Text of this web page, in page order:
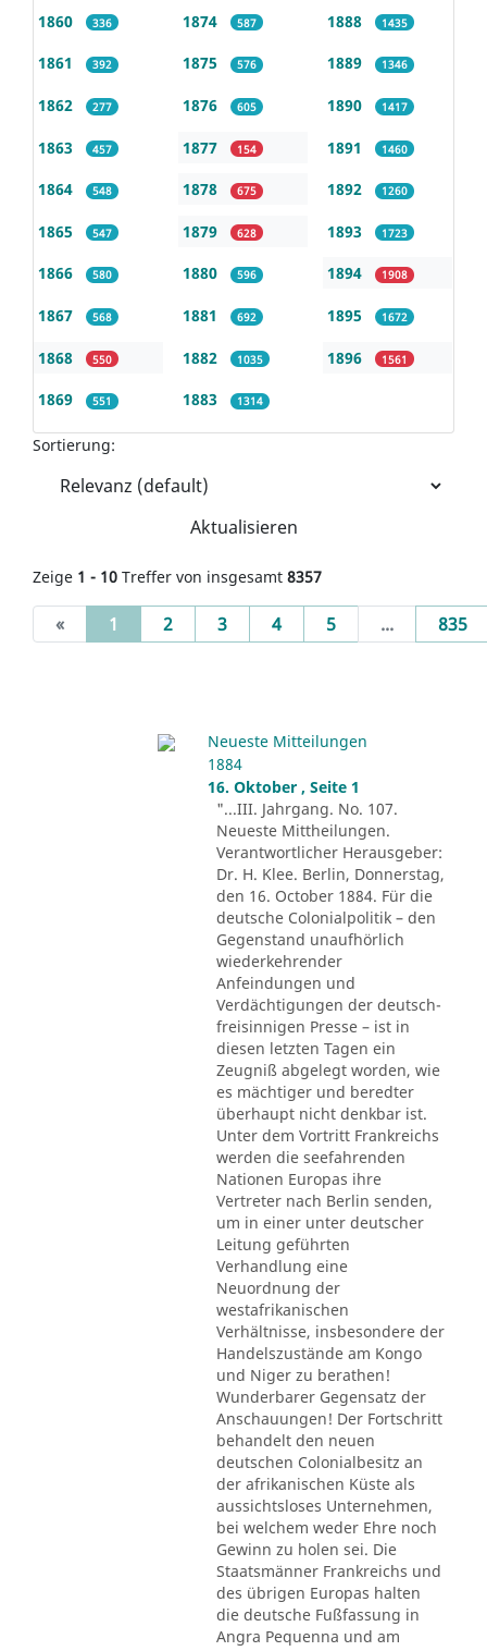
1860 336
1861 392
1862 277
1863 457
1864 548
1865 547
1866 580
1867 568
1868 550
1869 551
1874 587
1875 576
1876 605
1877 154
1878 675
1879 628
1880 596
1881 692
1882 1035
1883 1314
1888 1435
1889 1346
1890 1417
1891 1460
1892 1260
1893 1723
1894 1908
1895 1672
1896 1561
Sortierung:
Aktualisieren
Zeige 1 - 10 Treffer von insgesamt 8357
« 1 (current)
2 3 4 5 ... 835
Neueste Mitteilungen
1884
16. Oktober , Seite 1
"...III. Jahrgang. No. 107.
Neueste Mittheilungen.
Verantwortlicher Herausgeber:
Dr. H. Klee. Berlin, Donnerstag,
den 16. October 1884. Für die
deutsche Colonialpolitik – den
Gegenstand unaufhörlich
wiederkehrender
Anfeindungen und
Verdächtigungen der deutsch-
freisinnigen Presse – ist in
diesen letzten Tagen ein
Zeugniß abgelegt worden, wie
es mächtiger und beredter
überhaupt nicht denkbar ist.
Unter dem Vortritt Frankreichs
werden die seefahrenden
Nationen Europas ihre
Vertreter nach Berlin senden,
um in einer unter deutscher
Leitung geführten
Verhandlung eine
Neuordnung der
westafrikanischen
Verhältnisse, insbesondere der
Handelszustände am Kongo
und Niger zu berathen!
Wunderbarer Gegensatz der
Anschauungen! Der Fortschritt
behandelt den neuen
deutschen Colonialbesitz an
der afrikanischen Küste als
aussichtsloses Unternehmen,
bei welchem weder Ehre noch
Gewinn zu holen sei. Die
Staatsmänner Frankreichs und
des übrigen Europas halten
die deutsche Fußfassung in
Angra Pequenna und am